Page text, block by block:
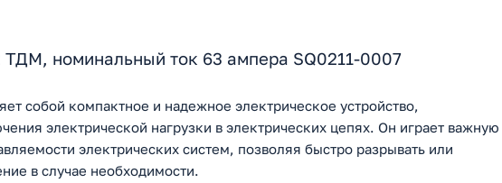
номинальный ток 63 ампера SQ0211-0007
собой компактное и надежное электрическое устройство,
электрической нагрузки в электрических цепях. Он играет важную
электрических систем, позволяя быстро разрывать или
в случае необходимости.